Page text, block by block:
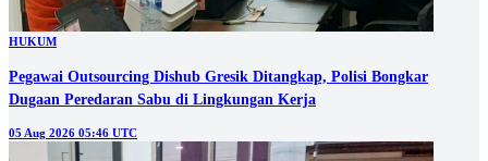
HUKUM
Pegawai Outsourcing Dishub Gresik Ditangkap, Polisi Bongkar
Dugaan Peredaran Sabu di Lingkungan Kerja
05 Aug 2026 05:46 UTC